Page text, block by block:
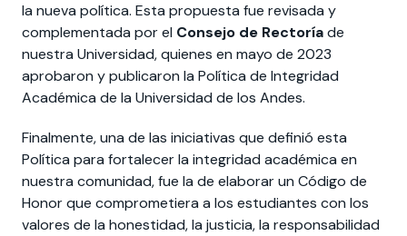
la nueva política. Esta propuesta fue revisada y
complementada por el Consejo de Rectoríade
nuestra Universidad, quienes en mayo de 2023
aprobaron y publicaron la Política de Integridad
Académica de la Universidad de los Andes.
Finalmente, una de las iniciativas que definió esta
Política para fortalecer la integridad académica en
nuestra comunidad, fue la de elaborar un Código de
Honor que comprometiera a los estudiantes con los
valores de la honestidad, la justicia, la responsabilidad